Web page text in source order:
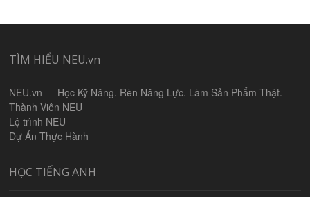
TÌM HIỂU NEU.vn
NEU.vn — Học Kỹ Năng. Rèn Năng Lực. Làm Sản Phẩm Thật.
Thành Viên NEU
Lộ trình NEU
Dự Án Thực Hành
HỌC TIẾNG ANH